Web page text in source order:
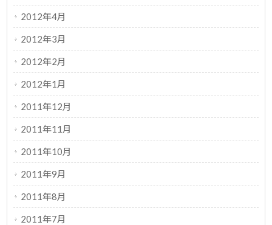
2012年4月
2012年3月
2012年2月
2012年1月
2011年12月
2011年11月
2011年10月
2011年9月
2011年8月
2011年7月